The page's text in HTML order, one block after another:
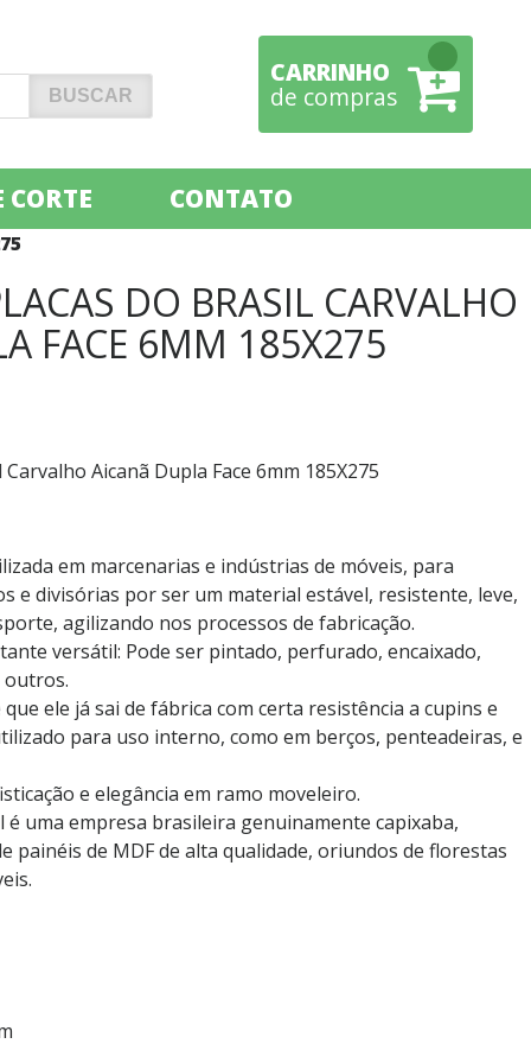
CARRINHO
de compras
CONTATO
DO BRASIL CARVALHO
FACE 6MM 185X275
Aicanã Dupla Face 6mm 185X275
em marcenarias e indústrias de móveis, para
e divisórias por ser um material estável, resistente, leve,
agilizando nos processos de fabricação.
versátil: Pode ser pintado, perfurado, encaixado,
outros.
ele já sai de fábrica com certa resistência a cupins e
para uso interno, como em berços, penteadeiras, e
e elegância em ramo moveleiro.
é uma empresa brasileira genuinamente capixaba,
painéis de MDF de alta qualidade, oriundos de florestas